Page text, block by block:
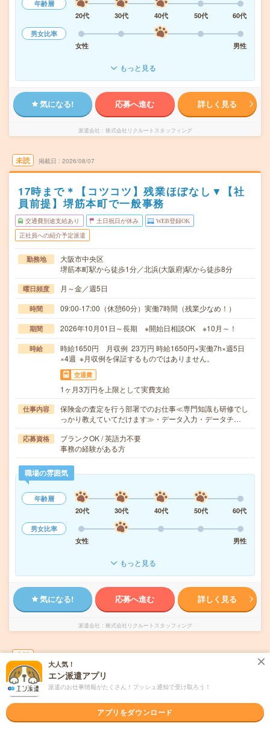
年齢層
20代
30代 40代 50代
60代
男女比率
女性
男性
もっと見る
気になる! 応募へ進む 詳しく見る
派遣会社 株式会社リクルートスタッフィング
未読 掲載日 2026/08/07
17時まで＊【コツコツ】残業ほぼなし▼【社
員前提】堺筋本町で一般事務
交通費別途支給あり 土日祝日が休み WEB登録OK
正社員への紹介予定派遣
勤務地
大阪市中央区
堺筋本町駅から徒歩1分／北浜(大阪府)駅から徒歩8分
曜日頻度 月～金／週5日
時間 09:00-17:00（休憩60分）実働7時間（残業少なめ！）
期間 2026年10月01日～長期 ※開始日相談OK ※10月～！
時給
時給1650円 月収例 23万円 時給1650円×実働7h×週5日
×4週 ※月収例を保証するものではありません。
交通費
1ヶ月3万円を上限として実費支給
仕事内容
保険金の査定を行う部署でのお仕事≪専門知識も研修でし
っかり教えていてだけます≫・データ入力・データチ…
応募資格
ブランクOK / 英語力不要
事務の経験がある方
職場の雰囲気
年齢層
20代
30代 40代 50代
60代
男女比率
女性
男性
もっと見る
気になる! 応募へ進む 詳しく見る
派遣会社 株式会社リクルートスタッフィング
未読
17時まで＊残業ほぼなし▼自転車・バイク通
勤OK＊総持寺で一般事務
土日祝日が休み WEB登録OK
大人気！
エン派遣アプリ
派遣のお仕事情報がたくさん！プッシュ通知で受け取ろう！
アプリをダウンロード